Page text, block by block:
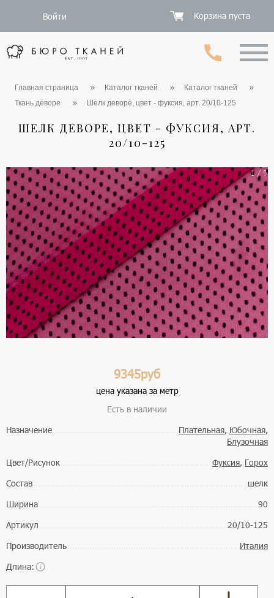
Войти Корзина пуста
Главная страница Каталог тканей
Каталог тканей
Ткань деворе
Шелк деворе, цвет - фуксия, арт. 20/10-125
ШЕЛК ДЕВОРЕ, ЦВЕТ - ФУКСИЯ, АРТ.
20/10-125
1 / 5
9345руб
цена указана за метр
Есть в наличии
Назначение
Плательная, Юбочная,
Блузочная
Цвет/Рисунок
Фуксия, Горох
Состав
шелк
Ширина
90
Артикул
20/10-125
Производитель
Италия
Длина: